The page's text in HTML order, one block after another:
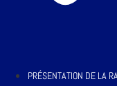
PRÉSENTATION DE LA